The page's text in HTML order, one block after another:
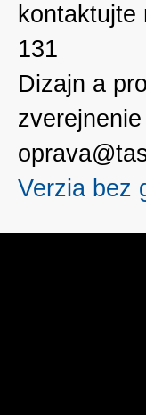
kontaktujte
131
Dizajn a
Verzia bez